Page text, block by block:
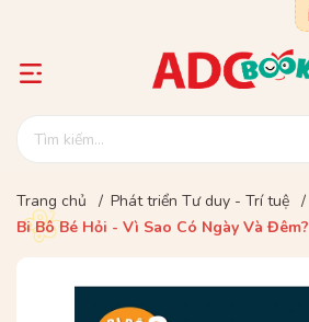
Trang chủ / Phát triển Tư duy - Trí tuệ /
Bi Bô Bé Hỏi - Vì Sao Có Ngày Và Đêm?